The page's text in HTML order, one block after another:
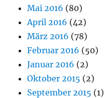
Mai 2016 (80)
April 2016 (42)
März 2016 (78)
Februar 2016 (50)
Januar 2016 (2)
Oktober 2015 (2)
September 2015 (1)